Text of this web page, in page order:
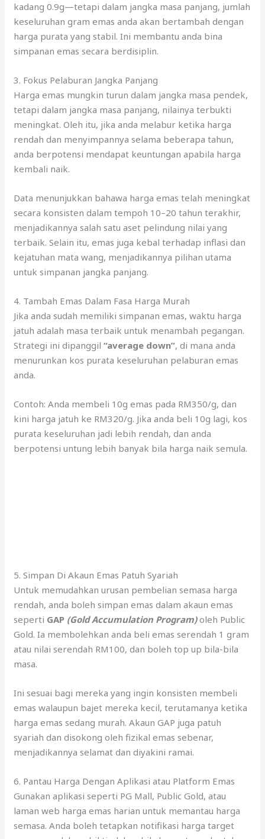
kadang 0.9g—tetapi dalam jangka masa panjang, jumlah
keseluruhan gram emas anda akan bertambah dengan
harga purata yang stabil. Ini membantu anda bina
simpanan emas secara berdisiplin.
3. Fokus Pelaburan Jangka Panjang
Harga emas mungkin turun dalam jangka masa pendek,
tetapi dalam jangka masa panjang, nilainya terbukti
meningkat. Oleh itu, jika anda melabur ketika harga
rendah dan menyimpannya selama beberapa tahun,
anda berpotensi mendapat keuntungan apabila harga
kembali naik.
Data menunjukkan bahawa harga emas telah meningkat
secara konsisten dalam tempoh 10–20 tahun terakhir,
menjadikannya salah satu aset pelindung nilai yang
terbaik. Selain itu, emas juga kebal terhadap inflasi dan
kejatuhan mata wang, menjadikannya pilihan utama
untuk simpanan jangka panjang.
4. Tambah Emas Dalam Fasa Harga Murah
Jika anda sudah memiliki simpanan emas, waktu harga
jatuh adalah masa terbaik untuk menambah pegangan.
Strategi ini dipanggil“average down”, di mana anda
menurunkan kos purata keseluruhan pelaburan emas
anda.
Contoh: Anda membeli 10g emas pada RM350/g, dan
kini harga jatuh ke RM320/g. Jika anda beli 10g lagi, kos
purata keseluruhan jadi lebih rendah, dan anda
berpotensi untung lebih banyak bila harga naik semula.
atau nilai serendah RM100, dan boleh top up bila-bila
masa.
Ini sesuai bagi mereka yang ingin konsisten membeli
emas walaupun bajet mereka kecil, terutamanya ketika
harga emas sedang murah. Akaun GAP juga patuh
syariah dan disokong oleh fizikal emas sebenar,
6. Pantau Harga Dengan Aplikasi atau Platform Emas
Gunakan aplikasi seperti PG Mall, Public Gold, atau
laman web harga emas harian untuk memantau harga
semasa. Anda boleh tetapkan notifikasi harga target
yang anda mahukan.
Contoh: Tetapkan alert untuk diberitahu jika harga
turun bawah RM330/g. Bila dapat notifikasi, anda boleh